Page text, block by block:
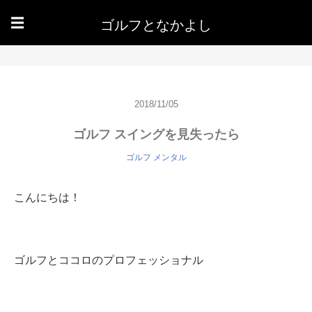
☰ ゴルフとなかよし
2018/11/05
ゴルフ スイングを見失ったら
ゴルフ メンタル
こんにちは！
ゴルフとココロのプロフェッショナル